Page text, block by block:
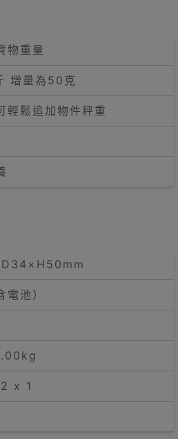
物重量
增量為50克
輕鬆追加物件秤重
池）
x 1